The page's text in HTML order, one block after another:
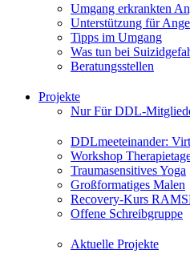
Umgang erkrankten
Unterstützung für
Tipps im Umgang
Was tun bei
Beratungsstellen
Projekte
Nur Für DDL-
DDLmeeteinander:
Workshop
Traumasensitives Yoga
Großformatiges Malen
Recovery-Kurs
Offene Schreibgruppe
Aktuelle Projekte